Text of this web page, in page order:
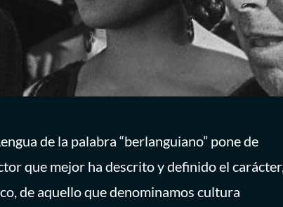
de la palabra “berlanguiano” pone de
que mejor ha descrito y definido el carácter,
de aquello que denominamos cultura